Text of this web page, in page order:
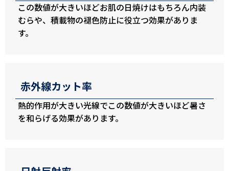
この数値が大きいほどお肌の日焼けはもちろん内装
むらや、積載物の褪色防止に役立つ効果がありま
す。
赤外線カット率
熱的作用が大きい光線でこの数値が大きいほど暑さ
を和らげる効果があります。